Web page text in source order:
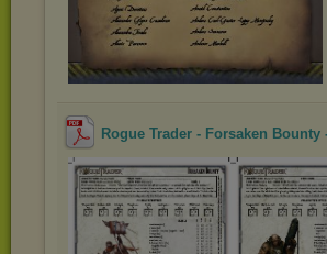
Rogue Trader - Forsaken